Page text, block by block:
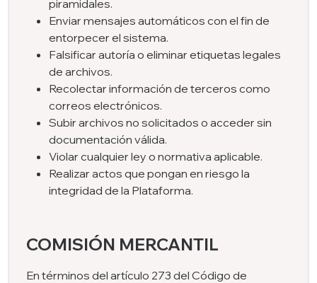
piramidales.
Enviar mensajes automáticos con el fin de
entorpecer el sistema.
Falsificar autoría o eliminar etiquetas legales
de archivos.
Recolectar información de terceros como
correos electrónicos.
Subir archivos no solicitados o acceder sin
documentación válida.
Violar cualquier ley o normativa aplicable.
Realizar actos que pongan en riesgo la
integridad de la Plataforma.
COMISIÓN MERCANTIL
En términos del artículo 273 del Código de